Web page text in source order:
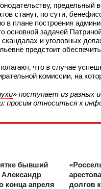
предельный
станут, по сути,
в плане построения
основной задачей
скандалах и уголовных
предстоит
что в случае
комиссии, на
» поступает из разных
относиться к
бывший
Александр
конца апреля
долгов